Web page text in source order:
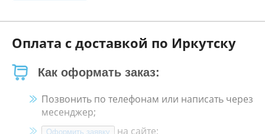
Оплата с доставкой по Иркутску
Как оформать заказ:
Позвонить по телефонам или написать через
месенджер;
Оформить заявку
на сайте;